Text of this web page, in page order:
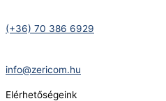
(+36) 70 386 6929
info@zericom.hu
Elérhetőségeink